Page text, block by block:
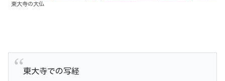
東大寺の大仏
東大寺での写経